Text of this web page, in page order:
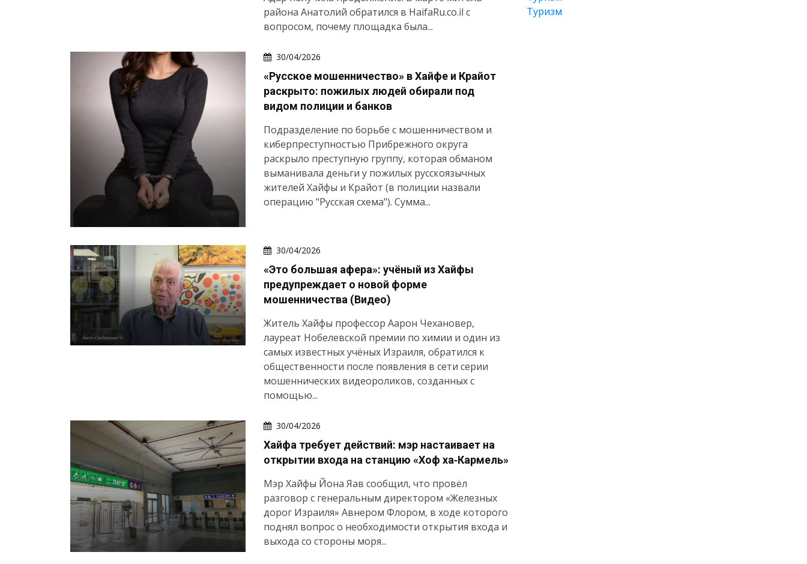
района Анатолий обратился в HaifaRu.co.il с
вопросом, почему площадка была...
30/04/2026
«Русское мошенничество» в Хайфе и Крайот
раскрыто: пожилых людей обирали под
видом полиции и банков
Подразделение по борьбе с мошенничеством и
киберпреступностью Прибрежного округа
раскрыло преступную группу, которая обманом
выманивала деньги у пожилых русскоязычных
жителей Хайфы и Крайот (в полиции назвали
операцию "Русская схема"). Сумма...
30/04/2026
«Это большая афера»: учёный из Хайфы
предупреждает о новой форме
мошенничества (Видео)
Житель Хайфы профессор Аарон Чехановер,
лауреат Нобелевской премии по химии и один из
самых известных учёных Израиля, обратился к
общественности после появления в сети серии
мошеннических видеороликов, созданных с
помощью...
30/04/2026
Хайфа требует действий: мэр настаивает на
открытии входа на станцию «Хоф ха‑Кармель»
Мэр Хайфы Йона Яав сообщил, что провёл
разговор с генеральным директором «Железных
дорог Израиля» Авнером Флором, в ходе которого
поднял вопрос о необходимости открытия входа и
выхода со стороны моря...
Туризм